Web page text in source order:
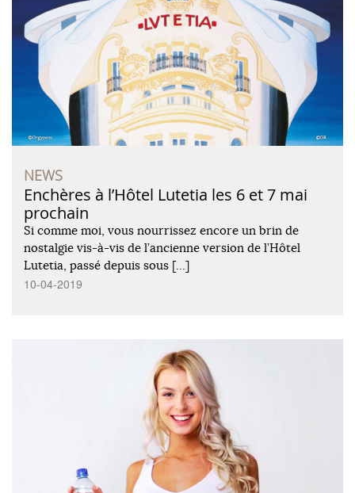
NEWS
Enchères à l’Hôtel Lutetia les 6 et 7 mai
prochain
Si comme moi, vous nourrissez encore un brin de
nostalgie vis-à-vis de l’ancienne version de l’Hôtel
Lutetia, passé depuis sous […]
10-04-2019